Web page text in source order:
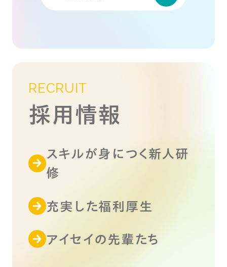
RECRUIT
採用情報
スキルが身につく新人研
修
充実した福利厚生
アイセイの先輩たち